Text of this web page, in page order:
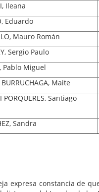
Ileana
Eduardo
Mauro Román
Sergio Paulo
Pablo Miguel
BURRUCHAGA, Maite
PORQUERES, Santiago
Sandra
expresa constancia de